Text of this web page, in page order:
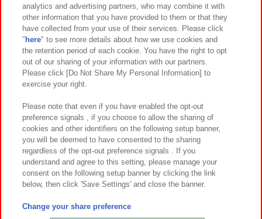
関連会社 サステナビリティ サイトポリシー
プライバシーポリシー ウェブアクセシビリティ方針と検証結果
お取引先さまとともに
カスタマーハラスメント対応方針 よくあるご質問・お問い合わせ
©Bandai Namco Amusement Inc.
©Bandai Namco Amusement Lab Inc.
analytics and advertising partners, who may combine it with
other information that you have provided to them or that they
have collected from your use of their services. Please click
" here" to see more details about how we use cookies and
the retention period of each cookie. You have the right to opt
out of our sharing of your information with our partners.
Please click [Do Not Share My Personal Information] to
exercise your right.
Please note that even if you have enabled the opt-out
preference signals , if you choose to allow the sharing of
cookies and other identifiers on the following setup banner,
you will be deemed to have consented to the sharing
regardless of the opt-out preference signals . If you
understand and agree to this setting, please manage your
consent on the following setup banner by clicking the link
below, then click 'Save Settings' and close the banner.
Change your share preference